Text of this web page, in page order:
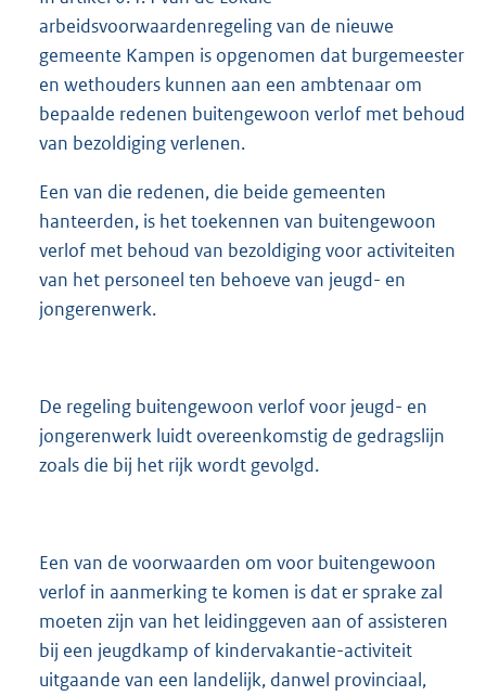
arbeidsvoorwaardenregeling van de nieuwe
gemeente Kampen is opgenomen dat burgemeester
en wethouders kunnen aan een ambtenaar om
bepaalde redenen buitengewoon verlof met behoud
van bezoldiging verlenen.
Een van die redenen, die beide gemeenten
hanteerden, is het toekennen van buitengewoon
verlof met behoud van bezoldiging voor activiteiten
van het personeel ten behoeve van jeugd- en
jongerenwerk.
De regeling buitengewoon verlof voor jeugd- en
jongerenwerk luidt overeenkomstig de gedragslijn
zoals die bij het rijk wordt gevolgd.
Een van de voorwaarden om voor buitengewoon
verlof in aanmerking te komen is dat er sprake zal
moeten zijn van het leidinggeven aan of assisteren
bij een jeugdkamp of kindervakantie-activiteit
uitgaande van een landelijk, danwel provinciaal,